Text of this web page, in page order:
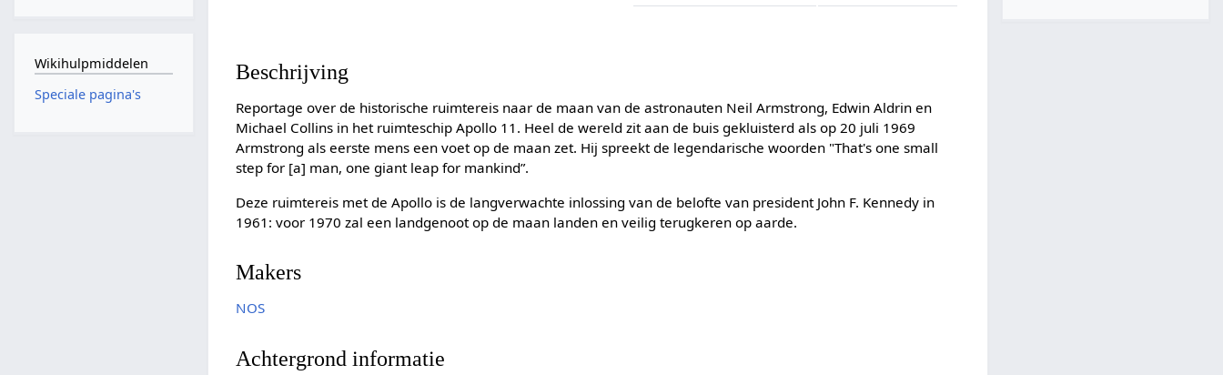
Beschrijving
Reportage over de historische ruimtereis naar de maan van de astronauten Neil Armstrong, Edwin Aldrin en
Michael Collins in het ruimteschip Apollo 11. Heel de wereld zit aan de buis gekluisterd als op 20 juli 1969
Armstrong als eerste mens een voet op de maan zet. Hij spreekt de legendarische woorden "That's one small
step for [a] man, one giant leap for mankind”.
Deze ruimtereis met de Apollo is de langverwachte inlossing van de belofte van president John F. Kennedy in
1961: voor 1970 zal een landgenoot op de maan landen en veilig terugkeren op aarde.
Makers
NOS
Achtergrond informatie
Wikihulpmiddelen
Speciale pagina's